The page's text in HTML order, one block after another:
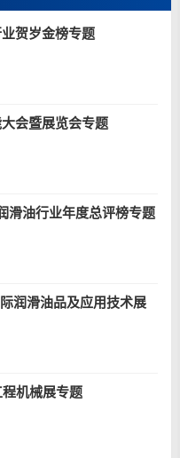
贺岁金榜专题
会暨展览会专题
滑油行业年度总评榜专题
润滑油品及应用技术展
机械展专题